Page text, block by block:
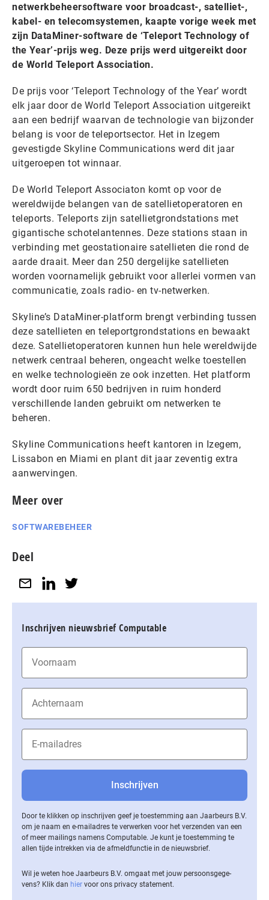
netwerkbeheersoftware voor broadcast-, satelliet-,
kabel- en telecomsystemen, kaapte vorige week met
zijn DataMiner-software de ‘Teleport Technology of
the Year’-prijs weg. Deze prijs werd uitgereikt door
de World Teleport Association.
De prijs voor ‘Teleport Technology of the Year’ wordt
elk jaar door de World Teleport Association uitgereikt
aan een bedrijf waarvan de technologie van bijzonder
belang is voor de teleportsector. Het in Izegem
gevestigde Skyline Communications werd dit jaar
uitgeroepen tot winnaar.
De World Teleport Associaton komt op voor de
wereldwijde belangen van de satellietoperatoren en
teleports. Teleports zijn satellietgrondstations met
gigantische schotelantennes. Deze stations staan in
verbinding met geostationaire satellieten die rond de
aarde draait. Meer dan 250 dergelijke satellieten
worden voornamelijk gebruikt voor allerlei vormen van
communicatie, zoals radio- en tv-netwerken.
Skyline’s DataMiner-platform brengt verbinding tussen
deze satellieten en teleportgrondstations en bewaakt
deze. Satellietoperatoren kunnen hun hele wereldwijde
netwerk centraal beheren, ongeacht welke toestellen
en welke technologieën ze ook inzetten. Het platform
wordt door ruim 650 bedrijven in ruim honderd
verschillende landen gebruikt om netwerken te
beheren.
Skyline Communications heeft kantoren in Izegem,
Lissabon en Miami en plant dit jaar zeventig extra
aanwervingen.
Meer over
SOFTWAREBEHEER
Deel
Inschrijven nieuwsbrief Computable
Door te klikken op inschrijven geef je toestemming aan Jaarbeurs B.V.
om je naam en e-mailadres te verwerken voor het verzenden van een
of meer mailings namens Computable. Je kunt je toestemming te
allen tijde intrekken via de af­meld­func­tie in de nieuwsbrief.
Wil je weten hoe Jaarbeurs B.V. omgaat met jouw per­soons­ge­ge­
vens? Klik dan hier voor ons privacy statement.